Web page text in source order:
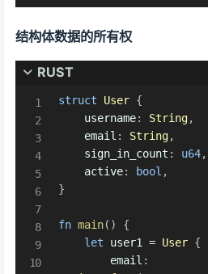
结构体数据的所有权
RUST
struct User {
    username
: String,
    email
: String,
    sign_in_count
: u64,
    active
: bool ,
}
fn main( )
{
let user1 = User {
        email
: